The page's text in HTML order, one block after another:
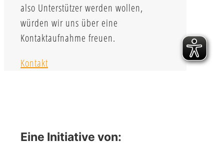
also Unterstützer werden wollen,
würden wir uns über eine
Kontaktaufnahme freuen.
Kontakt
Eine Initiative von: